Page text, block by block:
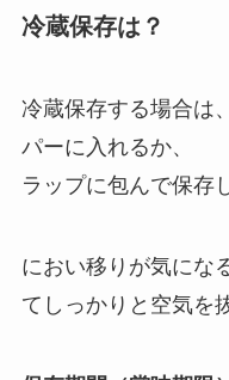
冷蔵保存は？
冷蔵保存する場合は
パーに入れるか、
ラップに包んで保存
におい移りが気にな
てしっかりと空気を